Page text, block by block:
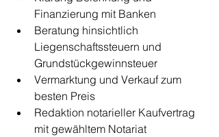
Finanzierung mit Banken
Beratung hinsichtlich
Liegenschaftssteuern und
Grundstückgewinnsteuer
Vermarktung und Verkauf zum
besten Preis
Redaktion notarieller Kaufvertrag
mit gewähltem Notariat